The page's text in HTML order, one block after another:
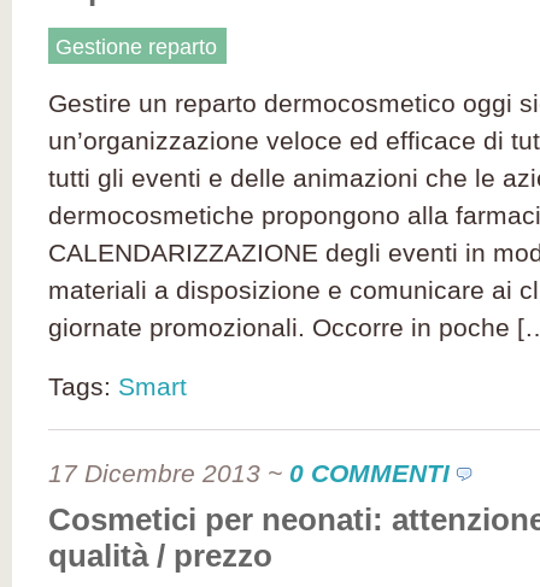
Gestione reparto
Gestire un reparto dermocosmetico oggi
un’organizzazione veloce ed efficace di
tutti gli eventi e delle animazioni che le
dermocosmetiche propongono alla
CALENDARIZZAZIONE degli eventi in
materiali a disposizione e comunicare ai
giornate promozionali. Occorre in poche
Tags: Smart
17 Dicembre 2013 ~ 0 COMMENTI
Cosmetici per neonati:
qualità / prezzo